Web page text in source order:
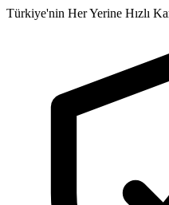
Türkiye'nin Her Yerine Hızlı